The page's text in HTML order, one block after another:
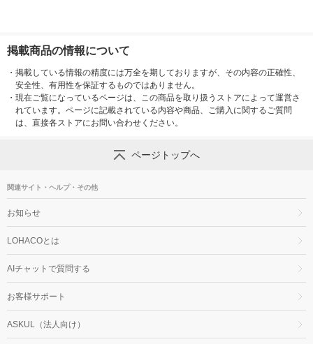
掲載商品の情報について
・ 掲載している情報の精度には万全を期しておりますが、その内容の正確性、
安全性、有用性を保証するものではありません。
・ 現在ご覧になっているページは、この商品を取り扱うストアによって運営さ
れています。ページに記載されている内容や商品、ご購入に関するご質問
は、直接各ストアにお問い合わせください。
ページトップへ
関連サイト・ヘルプ・その他
お知らせ
LOHACOとは
AIチャットで質問する
お客様サポート
ASKUL（法人向け）